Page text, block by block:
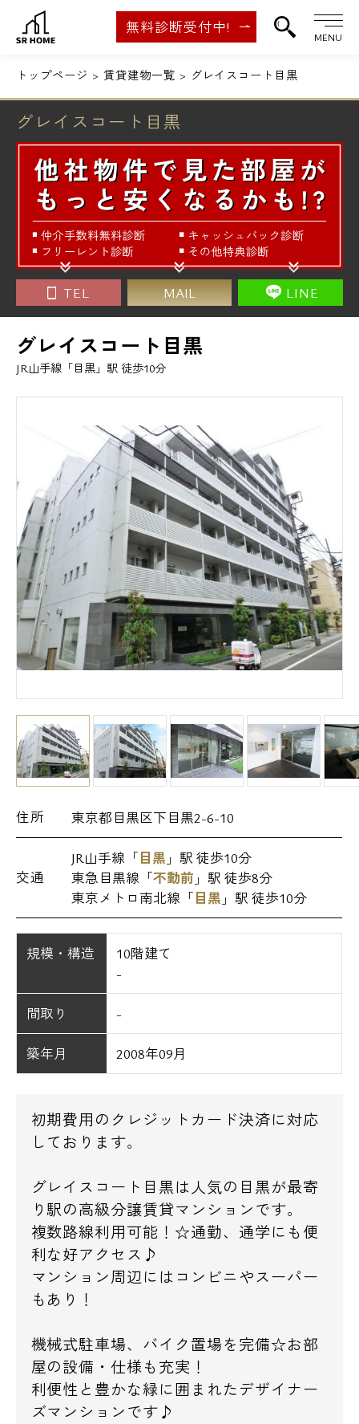
無料診断受付中!
MENU
トップページ 賃貸建物一覧 グレイスコート目黒
グレイスコート目黒
TEL MAIL LINE
グレイスコート目黒
JR山手線「目黒」駅 徒歩10分
住所 東京都目黒区下目黒2-6-10
交通
JR山手線「目黒 」駅 徒歩10分
東急目黒線「不動前 」駅 徒歩8分
東京メトロ南北線「目黒 」駅 徒歩10分
規模・構造
10階建て
-
間取り -
築年月 2008年09月
初期費用のクレジットカード決済に対応
しております。
グレイスコート目黒は人気の目黒が最寄
り駅の高級分譲賃貸マンションです。
複数路線利用可能！☆通勤、通学にも便
利な好アクセス♪
マンション周辺にはコンビニやスーパー
もあり！
機械式駐車場、バイク置場を完備☆お部
屋の設備・仕様も充実！
利便性と豊かな緑に囲まれたデザイナー
ズマンションです♪